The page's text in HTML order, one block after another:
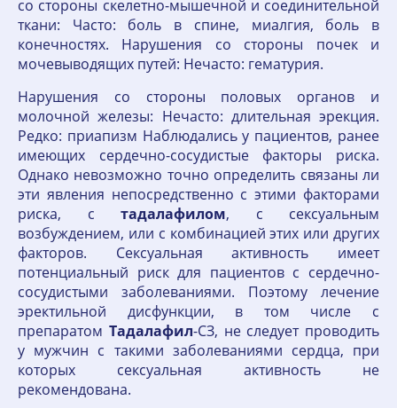
со стороны скелетно-мышечной и соединительной
ткани: Часто: боль в спине, миалгия, боль в
конечностях. Нарушения со стороны почек и
мочевыводящих путей: Нечасто: гематурия.
Нарушения со стороны половых органов и
молочной железы: Нечасто: длительная эрекция.
Редко: приапизм Наблюдались у пациентов, ранее
имеющих сердечно-сосудистые факторы риска.
Однако невозможно точно определить связаны ли
эти явления непосредственно с этими факторами
риска, с тадалафилом, с сексуальным
возбуждением, или с комбинацией этих или других
факторов. Сексуальная активность имеет
потенциальный риск для пациентов с сердечно-
сосудистыми заболеваниями. Поэтому лечение
эректильной дисфункции, в том числе с
препаратом Тадалафил-СЗ, не следует проводить
у мужчин с такими заболеваниями сердца, при
которых сексуальная активность не
рекомендована.